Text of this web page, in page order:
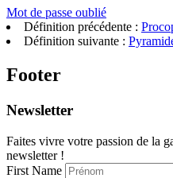
Mot de passe oublié
Définition précédente :
Définition suivante :
Footer
Newsletter
Faites vivre votre passion de la
newsletter !
First Name